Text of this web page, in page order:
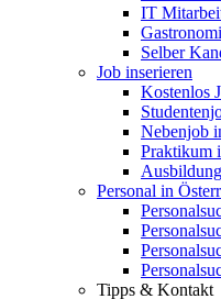
IT
Selber
Job inserieren
Kostenlos
Nebenjob
Praktikum
Personal in
Tipps & Kontakt